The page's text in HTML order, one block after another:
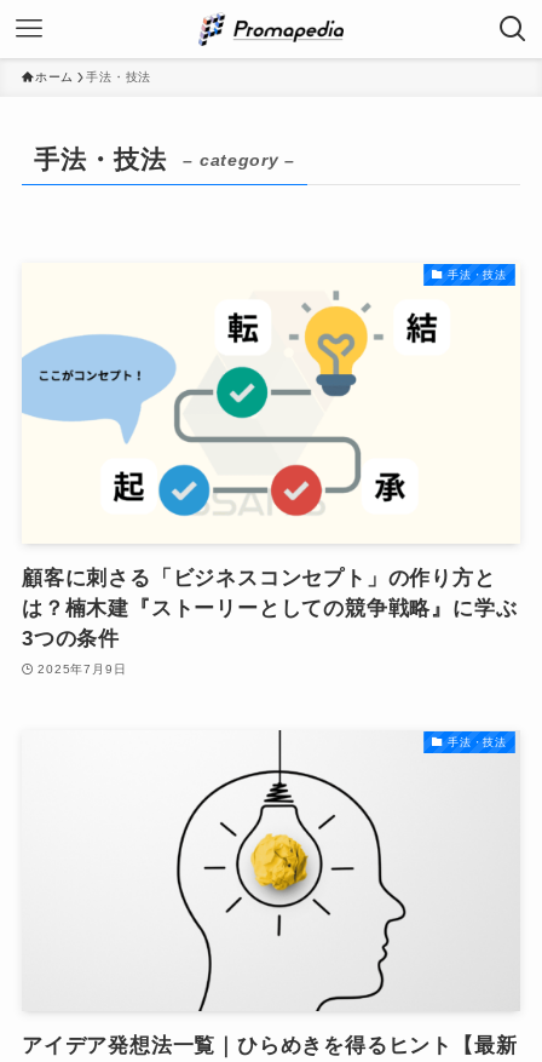
ホーム 手法・技法
手法・技法 – category –
手法・技法
顧客に刺さる「ビジネスコンセプト」の作り方と
は？楠木建『ストーリーとしての競争戦略』に学ぶ
3つの条件
2025年7月9日
手法・技法
アイデア発想法一覧｜ひらめきを得るヒント【最新